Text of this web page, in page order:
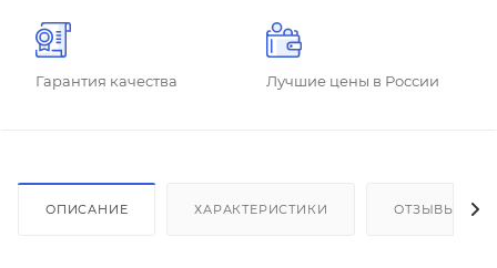
Гарантия качества Лучшие цены в России
ОПИСАНИЕ ХАРАКТЕРИСТИКИ ОТЗЫВЫ